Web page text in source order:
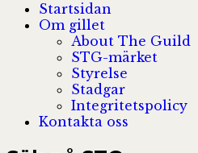
Startsidan
Om gillet
About The Guild
STG-märket
Styrelse
Stadgar
Integritetspolicy
Kontakta oss